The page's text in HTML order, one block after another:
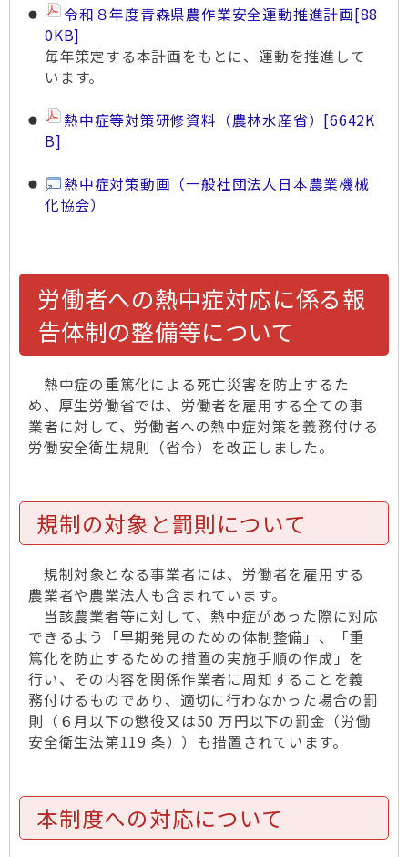
令和８年度青森県農作業安全運動推進計画[88
0KB]
毎年策定する本計画をもとに、運動を推進して
います。
熱中症等対策研修資料（農林水産省） [6642K
B]
熱中症対策動画（一般社団法人日本農業機械
化協会）
労働者への熱中症対応に係る報
告体制の整備等について
熱中症の重篤化による死亡災害を防止するた
め、厚生労働省では、労働者を雇用する全ての事
業者に対して、労働者への熱中症対策を義務付ける
労働安全衛生規則（省令）を改正しました。
規制の対象と罰則について
規制対象となる事業者には、労働者を雇用する
農業者や農業法人も含まれています。
当該農業者等に対して、熱中症があった際に対応
できるよう「早期発見のための体制整備」、「重
篤化を防止するための措置の実施手順の作成」を
行い、その内容を関係作業者に周知することを義
務付けるものであり、適切に行わなかった場合の罰
則（６月以下の懲役又は50 万円以下の罰金（労働
安全衛生法第119 条））も措置されています。
本制度への対応について